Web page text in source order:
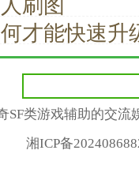
刷图
才能快速升
SF类游戏辅助的交
湘ICP备